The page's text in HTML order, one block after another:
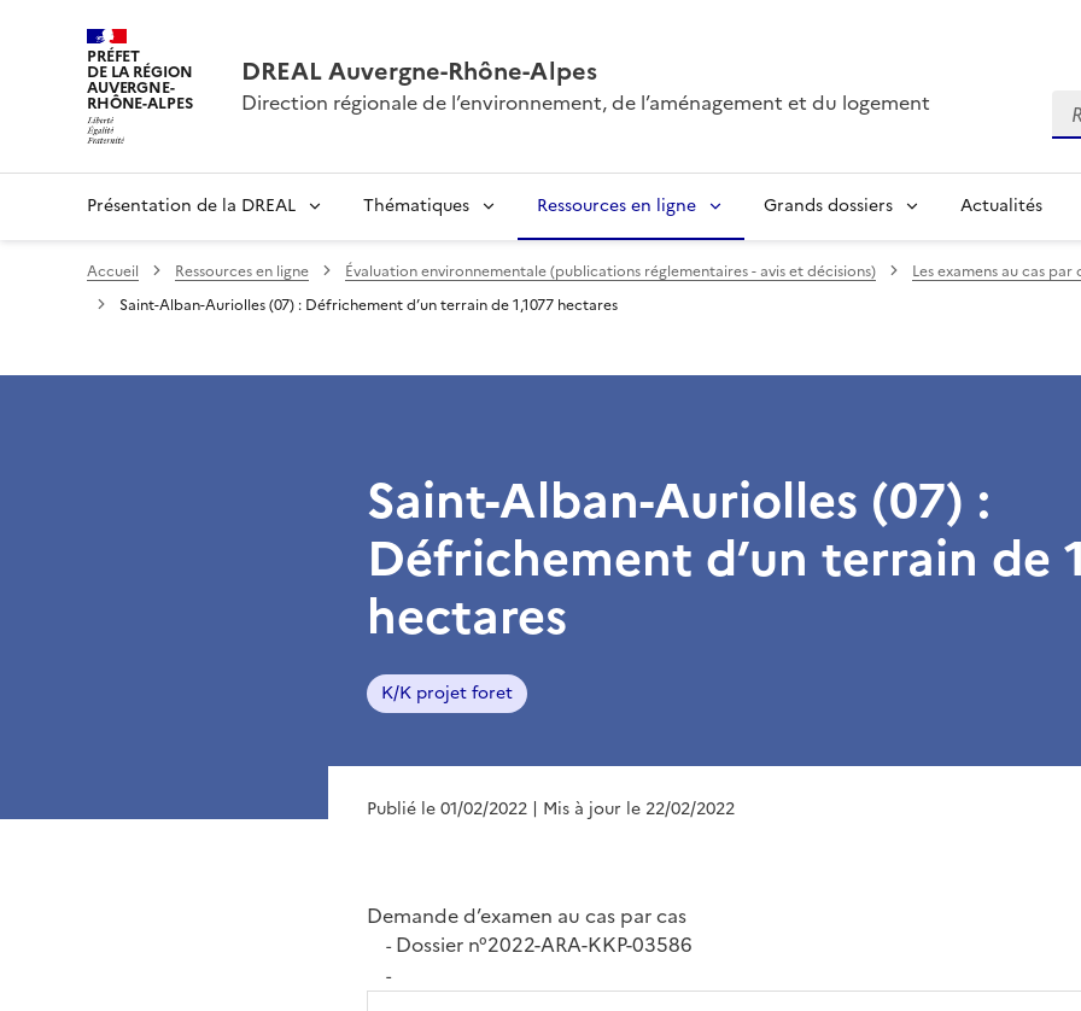
PRÉFET
DE LA RÉGION
AUVERGNE-
RHÔNE-ALPES
DREAL Auvergne-Rhône-Alpes
Direction régionale de l’environnement, de l’aménagement et du logement
Présentation de la DREAL Thématiques Ressources en ligne Grands dossiers Actualités
Accueil Ressources en ligne Évaluation environnementale (publications réglementaires - avis et décisions)
Les examens au cas par
Saint-Alban-Auriolles (07) : Défrichement d’un terrain de 1,1077 hectares
Saint-Alban-Auriolles (07) :
Défrichement d’un terrain de
hectares
K/K projet foret
Publié le 01/02/2022 | Mis à jour le 22/02/2022
Demande d’examen au cas par cas
-Dossier n°2022-ARA-KKP-03586
-